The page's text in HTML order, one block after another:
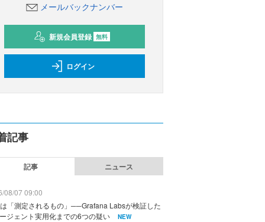
メールバックナンバー
新規会員登録 無料
ログイン
記事
記事 ニュース
08/07 09:00
「測定されるもの」──Grafana Labsが検証した
ジェント実用化までの6つの疑い
NEW